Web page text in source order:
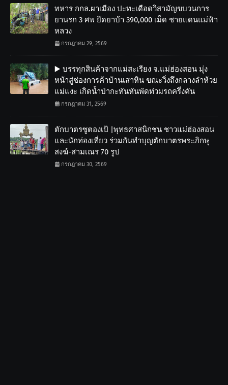
ทหาร กกล.ผาเมือง ปะทะเดือดวิสามัญขบวนการ
ยานรก 3 ศพ ยึดยาบ้า 390,000 เม็ด ชายแดนแม่ฟ้า
หลวง
กรกฎาคม 29, 2569
▶️ บรรทุกสินค้าจากแม่สะเรียง จ.แม่ฮ่องสอน มุ่ง
หน้าสู่ช่องการค้าบ้านเสาหิน ขณะวิ่งถึงกลางลำห้วย
แม่แงะ เกิดน้ำป่ากะทันหันพัดท่วมรถครึ่งคัน
กรกฎาคม 31, 2569
ตักบาตรซูตองเป้ |พุทธศาสนิกชน ชาวแม่ฮ่องสอน
และนักท่องเที่ยว ร่วมกันทำบุญตักบาตรพระภิกษุ
สงฆ์-สามเณร 70 รูป
กรกฎาคม 30, 2569